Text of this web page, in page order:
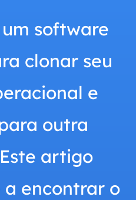
software
clonar seu
e
outra
artigo
encontrar o